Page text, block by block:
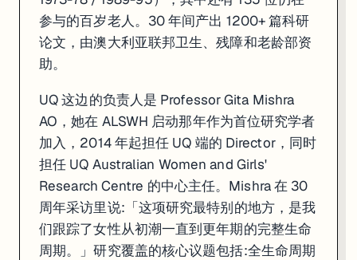
参与的百岁老人。30 年间产出 1200+ 篇科研
论文，由澳大利亚联邦卫生、残障和老龄部资
助。
UQ 这边的负责人是 Professor Gita Mishra
AO，她在 ALSWH 启动那年作为首位研究学者
加入，2014 年起担任 UQ 端的 Director，同时
担任 UQ Australian Women and Girls'
Research Centre 的中心主任。Mishra 在 30
周年采访里说:「这项研究最特别的地方，是我
们跟踪了女性从初潮一直到更年期的完整生命
周期。」研究覆盖的核心议题包括:全生命周期